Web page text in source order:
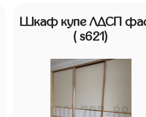
Шкаф купе ЛДСП
( s621)